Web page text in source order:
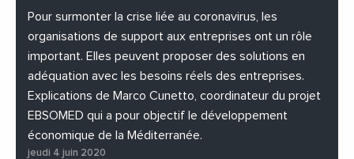
#PhotosEtVideos
Pour surmonter la crise liée au coronavirus, les
organisations de support aux entreprises ont un rôle
important. Elles peuvent proposer des solutions en
adéquation avec les besoins réels des entreprises.
Explications de Marco Cunetto, coordinateur du projet
EBSOMED qui a pour objectif le développement
économique de la Méditerranée.
jeudi 4 juin 2020